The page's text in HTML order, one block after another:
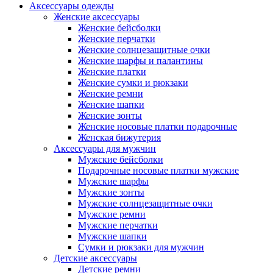
Аксессуары одежды
Женские аксессуары
Женские бейсболки
Женские перчатки
Женские солнцезащитные очки
Женские шарфы и палантины
Женские платки
Женские сумки и рюкзаки
Женские ремни
Женские шапки
Женские зонты
Женские носовые платки подарочные
Женская бижутерия
Аксессуары для мужчин
Мужские бейсболки
Подарочные носовые платки мужские
Мужские шарфы
Мужские зонты
Мужские солнцезащитные очки
Мужские ремни
Мужские перчатки
Мужские шапки
Сумки и рюкзаки для мужчин
Детские аксессуары
Детские ремни